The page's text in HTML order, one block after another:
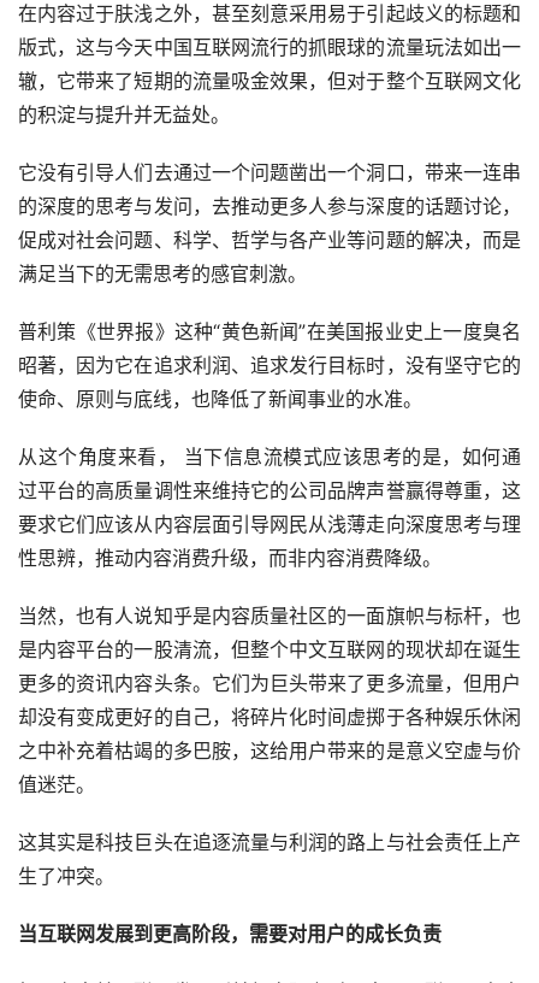
在内容过于肤浅之外，甚至刻意采用易于引起歧义的标题和
版式，这与今天中国互联网流行的抓眼球的流量玩法如出一
辙，它带来了短期的流量吸金效果，但对于整个互联网文化
的积淀与提升并无益处。
它没有引导人们去通过一个问题凿出一个洞口，带来一连串
的深度的思考与发问，去推动更多人参与深度的话题讨论，
促成对社会问题、科学、哲学与各产业等问题的解决，而是
满足当下的无需思考的感官刺激。
普利策《世界报》这种“黄色新闻”在美国报业史上一度臭名
昭著，因为它在追求利润、追求发行目标时，没有坚守它的
使命、原则与底线，也降低了新闻事业的水准。
从这个角度来看， 当下信息流模式应该思考的是，如何通
过平台的高质量调性来维持它的公司品牌声誉赢得尊重，这
要求它们应该从内容层面引导网民从浅薄走向深度思考与理
性思辨，推动内容消费升级，而非内容消费降级。
当然，也有人说知乎是内容质量社区的一面旗帜与标杆，也
是内容平台的一股清流，但整个中文互联网的现状却在诞生
更多的资讯内容头条。它们为巨头带来了更多流量，但用户
却没有变成更好的自己，将碎片化时间虚掷于各种娱乐休闲
之中补充着枯竭的多巴胺，这给用户带来的是意义空虚与价
值迷茫。
这其实是科技巨头在追逐流量与利润的路上与社会责任上产
生了冲突。
当互联网发展到更高阶段，需要对用户的成长负责